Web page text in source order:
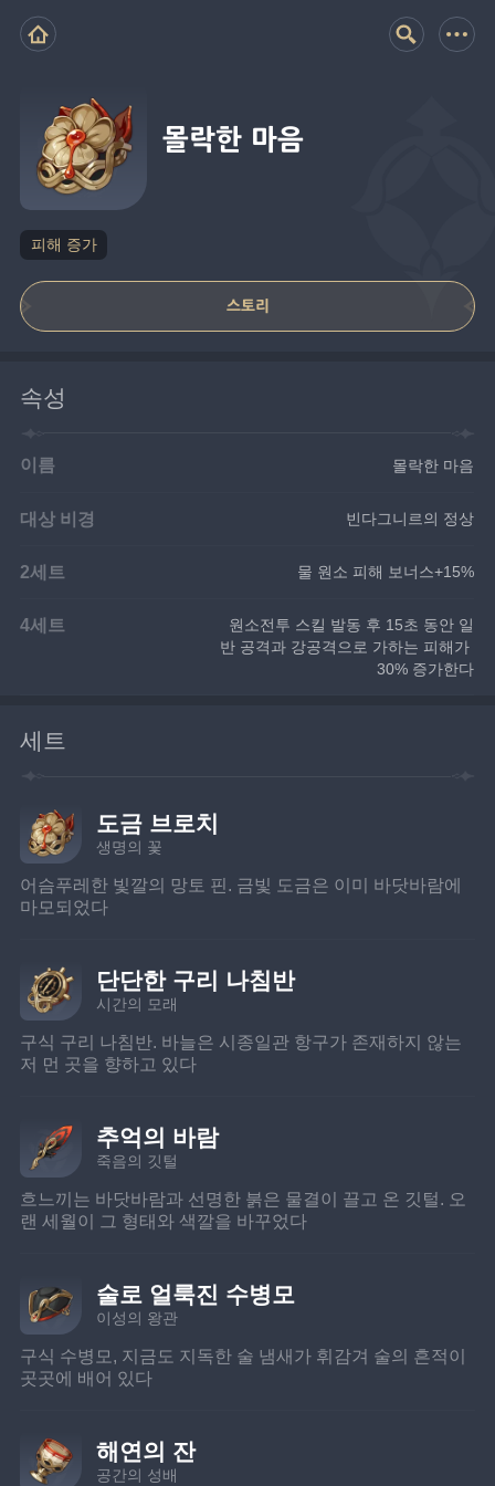
몰락한 마음
피해 증가
스토리
속성
이름 몰락한 마음
대상 비경 빈다그니르의 정상
2세트 물 원소 피해 보너스+15%
4세트
원소전투 스킬 발동 후 15초 동안 일
반 공격과 강공격으로 가하는 피해가
30% 증가한다
세트
도금 브로치
생명의 꽃
어슴푸레한 빛깔의 망토 핀. 금빛 도금은 이미 바닷바람에
마모되었다
단단한 구리 나침반
시간의 모래
구식 구리 나침반. 바늘은 시종일관 항구가 존재하지 않는
저 먼 곳을 향하고 있다
추억의 바람
죽음의 깃털
흐느끼는 바닷바람과 선명한 붉은 물결이 끌고 온 깃털. 오
랜 세월이 그 형태와 색깔을 바꾸었다
술로 얼룩진 수병모
이성의 왕관
구식 수병모, 지금도 지독한 술 냄새가 휘감겨 술의 흔적이
곳곳에 배어 있다
해연의 잔
공간의 성배